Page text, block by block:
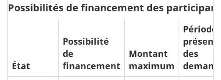
Possibilités de financement des
État
Possibilité
de
financement
Montant
maximum
Période
des